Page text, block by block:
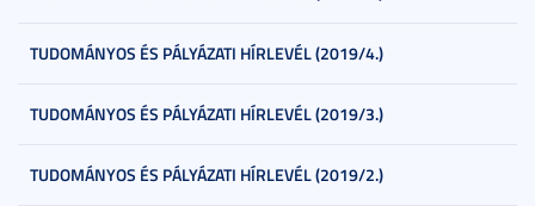
TUDOMÁNYOS ÉS PÁLYÁZATI HÍRLEVÉL (2019/4.)
TUDOMÁNYOS ÉS PÁLYÁZATI HÍRLEVÉL (2019/3.)
TUDOMÁNYOS ÉS PÁLYÁZATI HÍRLEVÉL (2019/2.)